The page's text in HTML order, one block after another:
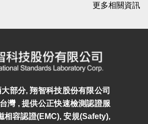
更多相關資訊
部分, 翔智科技股份有限公司
灣 , 提供公正快速檢測認證服
相容認證(EMC), 安規(Safety),